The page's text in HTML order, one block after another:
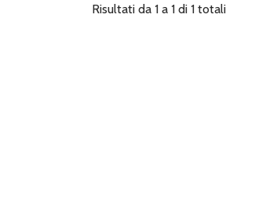
Risultati da 1 a 1 di 1 totali